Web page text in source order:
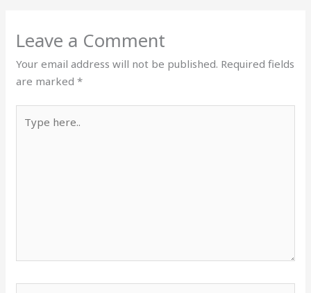
Leave a Comment
Your email address will not be published. Required fields
are marked*
here..